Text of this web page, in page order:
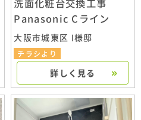
洗面化粧台交換工事
Panasonic Cライン
大阪市城東区 I様邸
チラシより
詳しく見る